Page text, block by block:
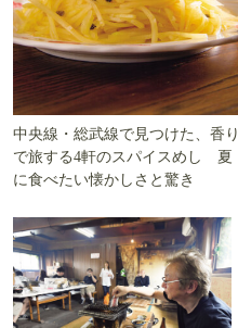
中央線・総武線で見つけた、香り
で旅する4軒のスパイスめし 夏
に食べたい懐かしさと驚き